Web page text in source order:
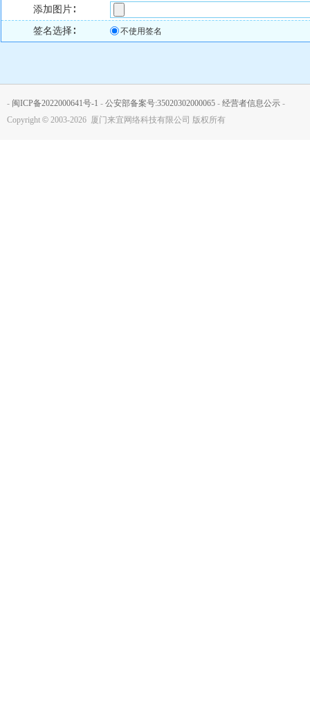
添加图片∶
签名选择∶ 不使用签名
- 闽ICP备2022000641号-1 - 公安部备案号:35020302000065 - 经营者信息公示 -
Copyright © 2003-2026 厦门来宜网络科技有限公司 版权所有